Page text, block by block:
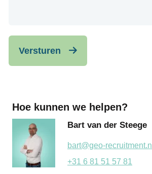
Versturen
Hoe kunnen we helpen?
Bart van der Steege
bart@geo-recruitment.nl
+31 6 81 51 57 81